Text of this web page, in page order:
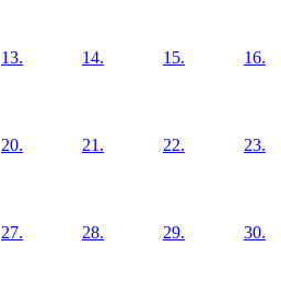
13. 14. 15. 16.
20. 21. 22. 23.
27. 28. 29. 30.